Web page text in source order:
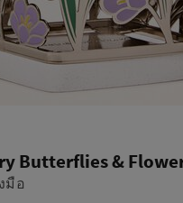
Butterflies &
มือ